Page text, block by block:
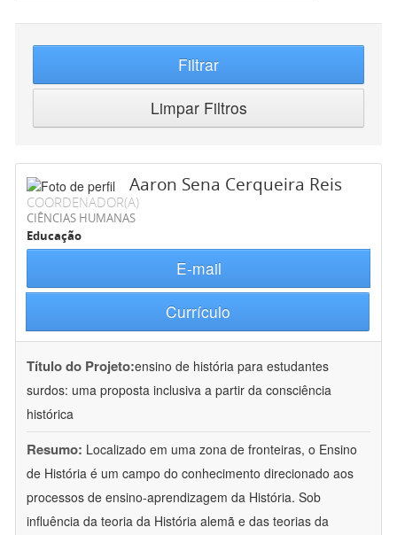
Filtrar
Limpar Filtros
Aaron Sena Cerqueira Reis
COORDENADOR(A)
CIÊNCIAS HUMANAS
Educação
E-mail
Currículo
Título do Projeto:ensino de história para estudantes
surdos: uma proposta inclusiva a partir da consciência
histórica
Resumo: Localizado em uma zona de fronteiras, o Ensino
de História é um campo do conhecimento direcionado aos
processos de ensino-aprendizagem da História. Sob
influência da teoria da História alemã e das teorias da